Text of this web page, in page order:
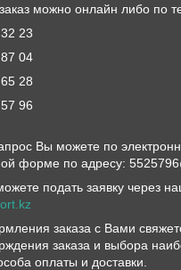
можно онлайн либо по
23
04
28
96
Вы можете по
форме по адресу:
подать заявку через
заказа с Вами
заказа и выбора
оплаты и доставки.